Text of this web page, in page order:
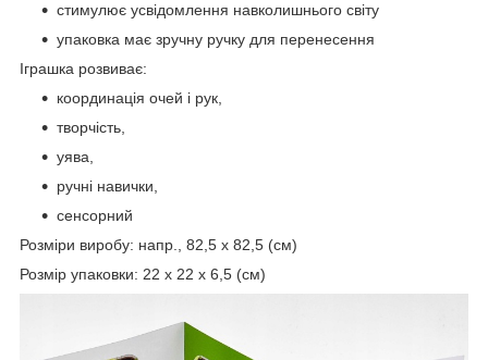
стимулює усвідомлення навколишнього світу
упаковка має зручну ручку для перенесення
Іграшка розвиває:
координація очей і рук,
творчість,
уява,
ручні навички,
сенсорний
Розміри виробу: напр., 82,5 x 82,5 (см)
Розмір упаковки: 22 x 22 x 6,5 (см)